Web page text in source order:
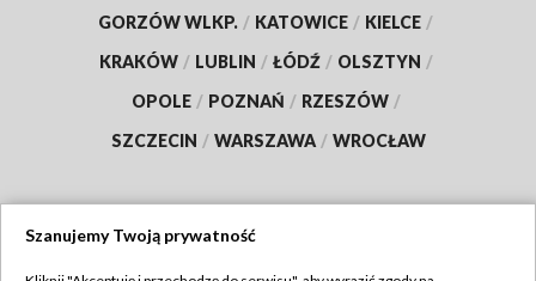
GORZÓW WLKP. / KATOWICE / KIELCE /
KRAKÓW / LUBLIN / ŁÓDŹ / OLSZTYN /
OPOLE / POZNAŃ / RZESZÓW /
SZCZECIN / WARSZAWA / WROCŁAW
Szanujemy Twoją prywatność